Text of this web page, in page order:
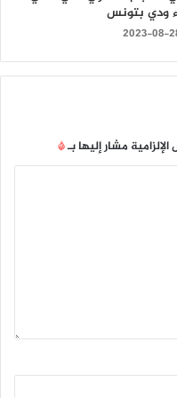
ودي بتونس
2023-08-
مشار إليها بـ*